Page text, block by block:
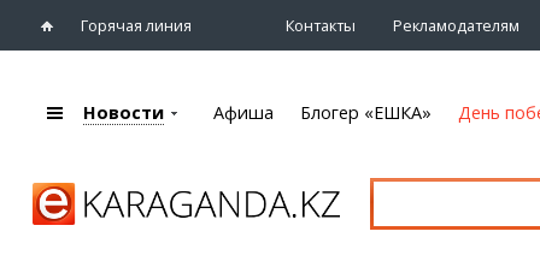
Горячая линия Контакты Рекламодателям
Афиша
Новости Афиша Блогер «ЕШКА» День